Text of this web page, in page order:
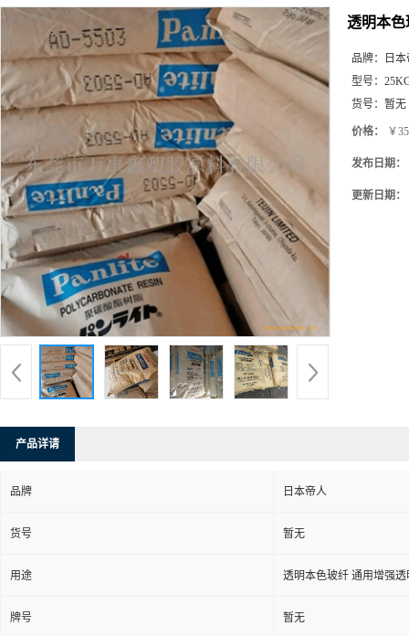
透明本色
品牌：
日
型号：
货号： 暂无
价格： ￥
发布日期：
更新日期：
产品详请
品牌 日本帝人
货号 暂无
用途 透明本色玻纤 通用增强
牌号 暂无